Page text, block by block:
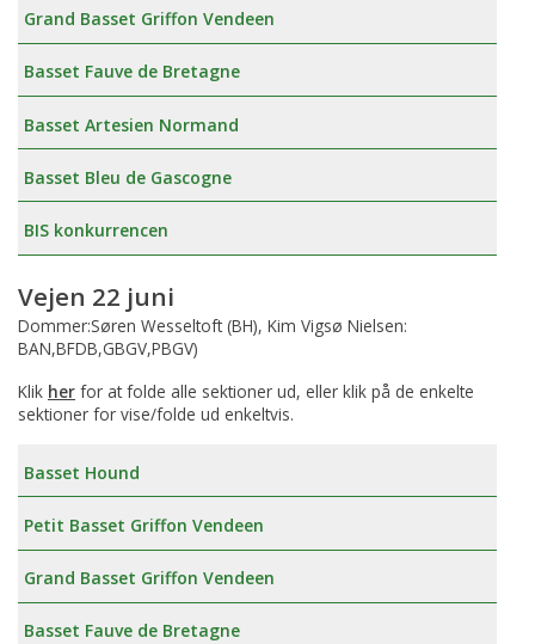
Grand Basset Griffon Vendeen
Basset Fauve de Bretagne
Basset Artesien Normand
Basset Bleu de Gascogne
BIS konkurrencen
Vejen 22 juni
Dommer:Søren Wesseltoft (BH), Kim Vigsø Nielsen:
BAN,BFDB,GBGV,PBGV)
Klik her for at folde alle sektioner ud, eller klik på de enkelte
sektioner for vise/folde ud enkeltvis.
Basset Hound
Petit Basset Griffon Vendeen
Grand Basset Griffon Vendeen
Basset Fauve de Bretagne